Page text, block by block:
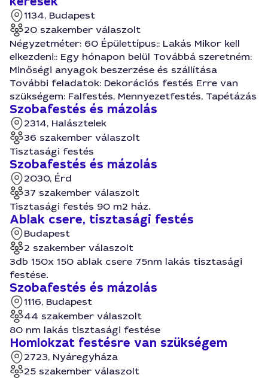
1134, Budapest
20 szakember válaszolt
Négyzetméter: 60 Épülettípus:: Lakás Mikor kell
elkezdeni:: Egy hónapon belül Továbbá szeretném:
Minőségi anyagok beszerzése és szállítása
További feladatok: Dekorációs festés Erre van
szükségem: Falfestés, Mennyezetfestés, Tapétázás
Szobafestés és mázolás
2314, Halásztelek
36 szakember válaszolt
Tisztasági festés
Szobafestés és mázolás
2030, Érd
37 szakember válaszolt
Tisztasági festés 90 m2 ház.
Ablak csere, tisztasági festés
Budapest
2 szakember válaszolt
3db 150x 150 ablak csere 75nm lakás tisztasági
festése.
Szobafestés és mázolás
1116, Budapest
44 szakember válaszolt
80 nm lakás tisztasági festése
Homlokzat festésre van szükségem
2723, Nyáregyháza
25 szakember válaszolt